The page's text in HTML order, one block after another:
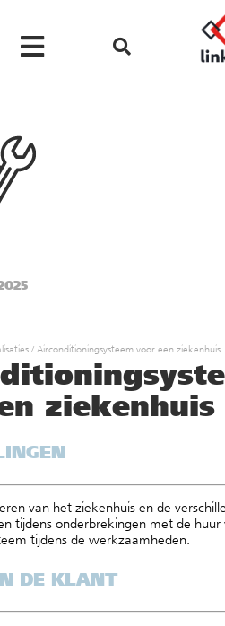
/ Airconditioningsysteem voor een ziekenhuis
ziekenhuis
van het ziekenhuis en de
tijdens onderbrekingen met de huur
tijdens de werkzaamheden.
DE KLANT